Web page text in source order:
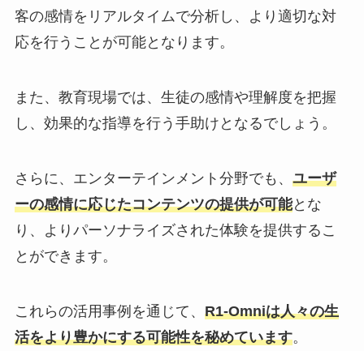
客の感情をリアルタイムで分析し、より適切な対
応を行うことが可能となります。
また、教育現場では、生徒の感情や理解度を把握
し、効果的な指導を行う手助けとなるでしょう。
さらに、エンターテインメント分野でも、 ユーザ
ーの感情に応じたコンテンツの提供が可能とな
り、よりパーソナライズされた体験を提供するこ
とができます。
これらの活用事例を通じて、 R1-Omniは人々の生
活をより豊かにする可能性を秘めています。